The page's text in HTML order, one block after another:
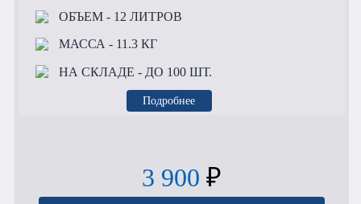
ОБЪЕМ- 12 ЛИТРОВ
МАССА - 11.3 КГ
НА СКЛАДЕ - ДО 100 ШТ.
Подробнее
3 900 ₽